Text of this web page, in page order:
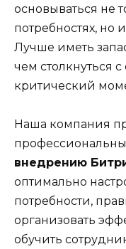
основываться не
потребностях, но
Лучше иметь
чем столкнуться
критический
Наша компания
внедрению
оптимально
потребности,
организовать
обучить